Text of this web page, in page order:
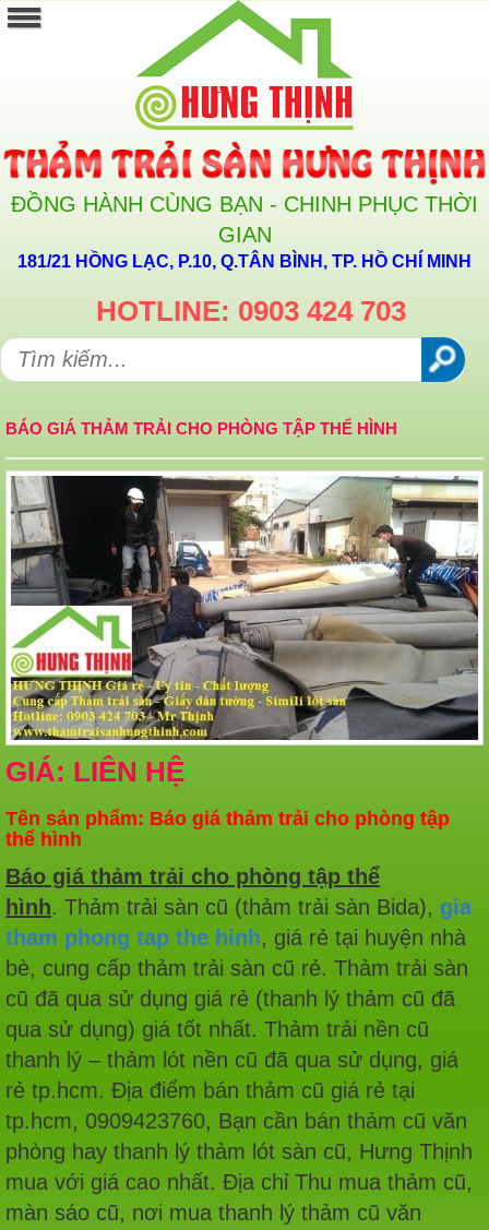
ĐỒNG HÀNH CÙNG BẠN - CHINH PHỤC THỜI
GIAN
181/21 HỒNG LẠC, P.10, Q.TÂN BÌNH, TP. HỒ CHÍ MINH
HOTLINE: 0903 424 703
BÁO GIÁ THẢM TRẢI CHO PHÒNG TẬP THỂ HÌNH
GIÁ: LIÊN HỆ
Tên sản phẩm: Báo giá thảm trải cho phòng tập
thể hình
Báo giá thảm trải cho phòng tập thể
hình. Thảm trải sàn cũ (thảm trải sàn Bida), gia
tham phong tap the hinh, giá rẻ tại huyện nhà
bè, cung cấp thảm trải sàn cũ rẻ. Thảm trải sàn
cũ đã qua sử dụng giá rẻ (thanh lý thảm cũ đã
qua sử dụng) giá tốt nhất. Thảm trải nền cũ
thanh lý – thảm lót nền cũ đã qua sử dụng, giá
rẻ tp.hcm. Địa điểm bán thảm cũ giá rẻ tại
tp.hcm, 0909423760, Bạn cần bán thảm cũ văn
phòng hay thanh lý thảm lót sàn cũ, Hưng Thịnh
mua với giá cao nhất. Địa chỉ Thu mua thảm cũ,
màn sáo cũ, nơi mua thanh lý thảm cũ văn